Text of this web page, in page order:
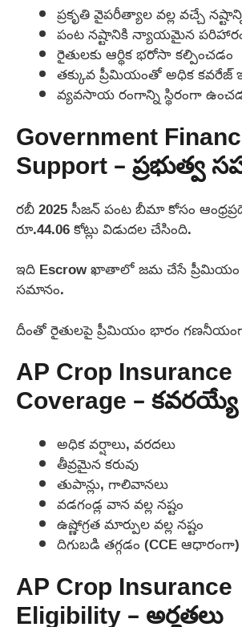
ప్రకృతి వైపరీత్యాల వల్ల వచ్చే
పంట నష్టానికి న్యాయమైన
రైతులకు ఆర్థిక భరోసా కల్పించడం
తక్కువ ప్రీమియంతో అధిక కవరేజ్
వ్యవసాయ రంగాన్ని స్థిరంగా
Government
Support – ప్రభుత్వ
రబీ 2025 సీజన్ పంట బీమా కోసం
రూ.44.06 కోట్లు విడుదల చేసింది.
ఇది Escrow ఖాతాలో జమ చేసే ప్రీమియం
సమానం.
దీంతో రైతులపై ప్రీమియం భారం గణనీయంగా
AP Crop Insurance
Coverage – కవరయ్యే
అధిక వర్షాలు, వరదలు
తీవ్రమైన కరువు
తుపాన్లు, గాలివానలు
వడగండ్ల వాన వల్ల నష్టం
ఉష్ణోగ్రత మార్పుల వల్ల నష్టం
దిగుబడి తగ్గడం (CCE ఆధారంగా)
AP Crop Insurance
Eligibility – అర్హతలు